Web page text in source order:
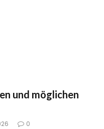
und möglichen
0